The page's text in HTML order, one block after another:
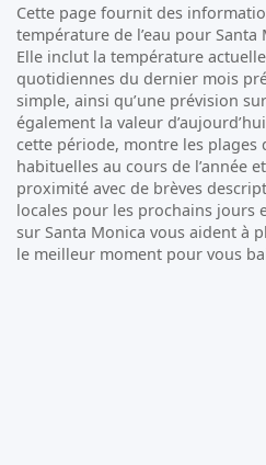
Cette page fournit des
température de l’eau pour
Elle inclut la température
quotidiennes du dernier mois
simple, ainsi qu’une prévision
également la valeur
cette période, montre les plages
habituelles au cours de l’année
proximité avec de brèves
locales pour les prochains jours
sur Santa Monica vous aident à
le meilleur moment pour vous